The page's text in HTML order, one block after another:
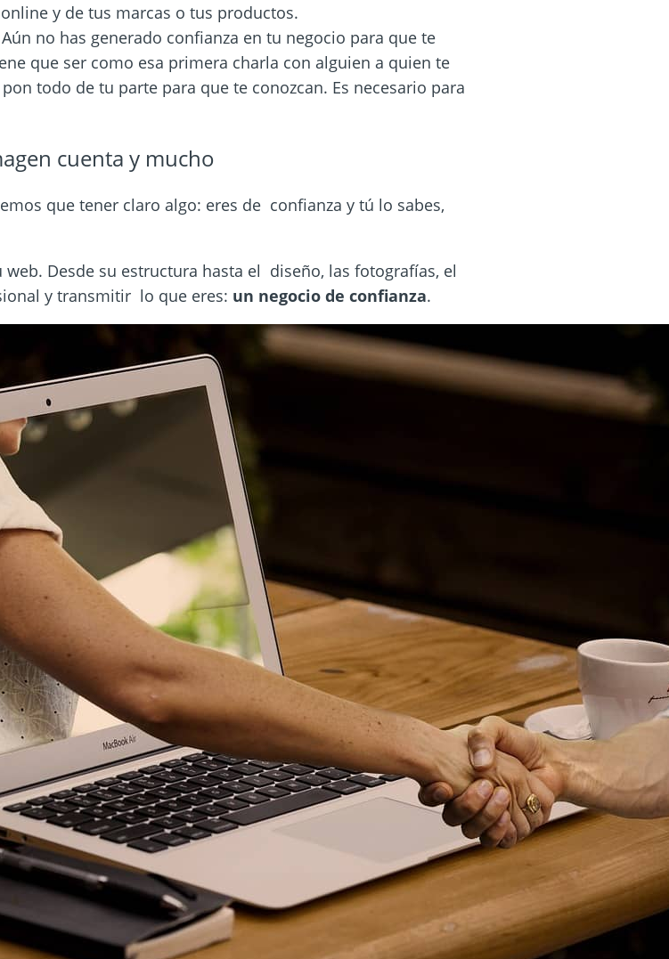
y de tus marcas o tus productos.
no has generado confianza en tu negocio para que te
que ser como esa primera charla con alguien a quien te
todo de tu parte para que te conozcan. Es necesario para
cuenta y mucho
que tener claro algo: eres de confianza y tú lo sabes,
Desde su estructura hasta el diseño, las fotografías, el
y transmitir lo que eres: un negocio de confianza.